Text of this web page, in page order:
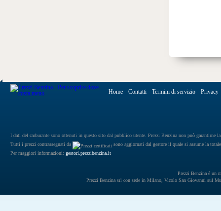
Home Contatti Termini di servizio Privacy
I dati del carburante sono ottenuti in questo sito dal pubblico utente. Prezzi Benzina non può garantirne
Tutti i prezzi contrassegnati da
sono aggiornati dal gestore il quale si assume la
Per maggiori informazioni: gestori.prezzibenzina.it
Prezzi Benzina è un
Prezzi Benzina srl con sede in Milano, Vicolo San Giovanni sul